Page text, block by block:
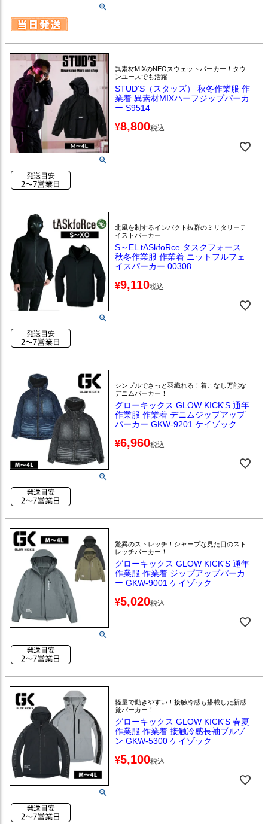
異素材MIXのNEOスウェットパーカー！タウ
ンユースでも活躍
STUD'S（スタッズ） 秋冬作業服 作
業着 異素材MIXハーフジップパーカ
ー S9514
¥8,800税込
北風を制するインパクト抜群のミリタリーテ
イストパーカー
S～EL tASkfoRce タスクフォース
秋冬作業服 作業着 ニットフルフェ
イスパーカー 00308
¥9,110税込
シンプルでさっと羽織れる！着こなし万能な
デニムパーカー！
グローキックス GLOW KICK'S 通年
作業服 作業着 デニムジップアップ
パーカー GKW-9201 ケイゾック
¥6,960税込
驚異のストレッチ！シャープな見た目のスト
レッチパーカー！
グローキックス GLOW KICK'S 通年
作業服 作業着 ジップアップパーカ
ー GKW-9001 ケイゾック
¥5,020税込
軽量で動きやすい！接触冷感も搭載した新感
覚パーカー！
グローキックス GLOW KICK'S 春夏
作業服 作業着 接触冷感長袖ブルゾ
ン GKW-5300 ケイゾック
¥5,100税込